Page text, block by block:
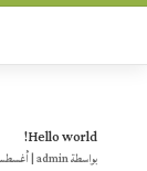
Hello world!
بواسطةadmin
|أغسطس 29,